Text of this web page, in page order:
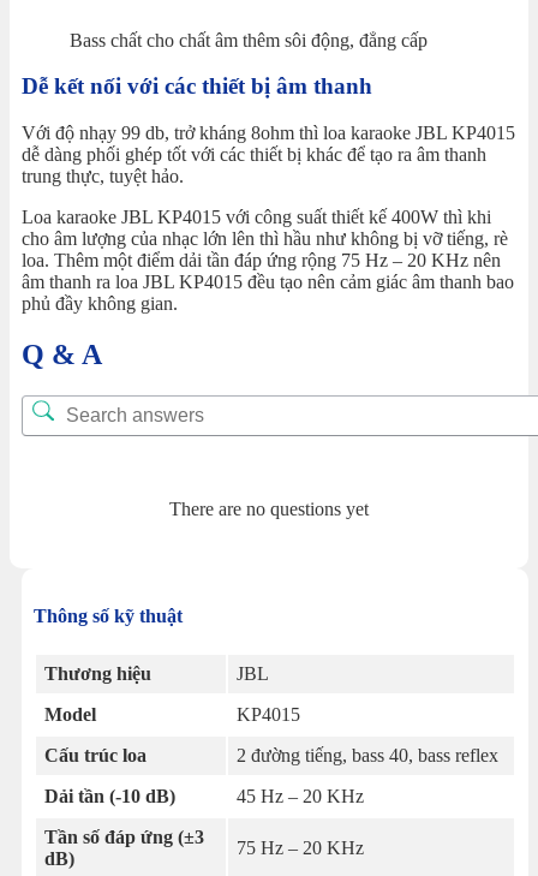
Bass chất cho chất âm thêm sôi động, đẳng cấp
Dễ kết nối với các thiết bị âm thanh
Với độ nhạy 99 db, trở kháng 8ohm thì loa karaoke JBL KP4015
dễ dàng phối ghép tốt với các thiết bị khác để tạo ra âm thanh
trung thực, tuyệt hảo.
Loa karaoke JBL KP4015 với công suất thiết kế 400W thì khi
cho âm lượng của nhạc lớn lên thì hầu như không bị vỡ tiếng, rè
loa. Thêm một điểm dải tần đáp ứng rộng 75 Hz – 20 KHz nên
âm thanh ra loa JBL KP4015 đều tạo nên cảm giác âm thanh bao
phủ đầy không gian.
Q & A
There are no questions yet
Thông số kỹ thuật
Thương hiệu
JBL
Model
KP4015
Cấu trúc loa
2 đường tiếng, bass 40, bass reflex
Dải tần (-10 dB)
45 Hz – 20 KHz
Tần số đáp ứng (±3
dB)
75 Hz – 20 KHz